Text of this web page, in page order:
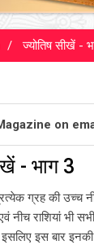
ज्‍योतिष सीखें -
on
- भाग 3
ग्रह की उच्च
नीच राशियां भी
इस बार इनकी